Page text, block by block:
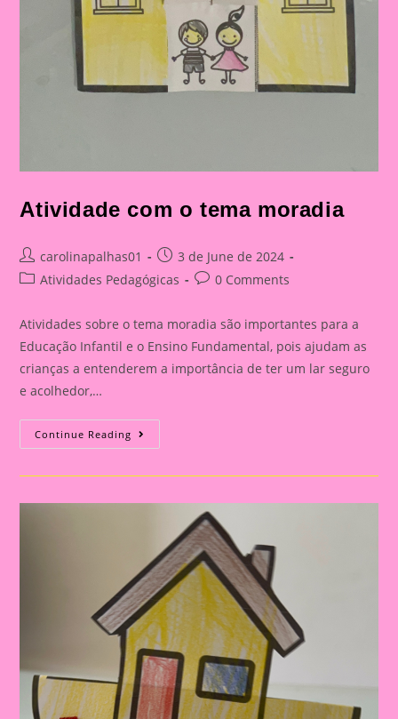
Atividade com o tema moradia
Post
author:
carolinapalhas01
Post
published:
3 de June de 2024
PostAtividades Pedagógicas
Post0 Comments
Atividades sobre o tema moradia são importantes para a
Educação Infantil e o Ensino Fundamental, pois ajudam as
crianças a entenderem a importância de ter um lar seguro
e acolhedor,…
Continue Reading Atividade
Com